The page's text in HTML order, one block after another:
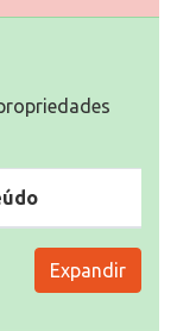
Expandir